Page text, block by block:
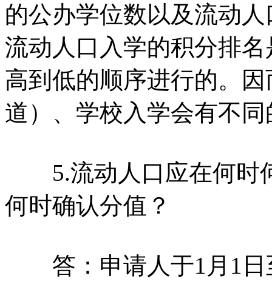
的公办学位数以及流动
流动人口入学的积分排
高到低的顺序进行的。
道）、学校入学会有不
5.流动人口应在何时
何时确认分值？
答：申请人于1月1日